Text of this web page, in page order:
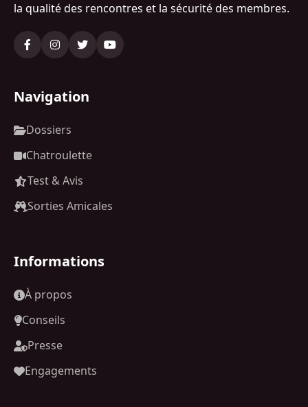
la qualité des rencontres et la sécurité des membres.
Navigation
Dossiers
Chatroulette
Test & Avis
Sorties Amicales
Informations
À propos
Conseils
Presse
Engagements